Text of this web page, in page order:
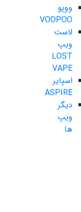
ووپو
VOOPOO
لاست
ویپ
LOST
VAPE
اسپایر
ASPIRE
دیگر
ویپ
ها